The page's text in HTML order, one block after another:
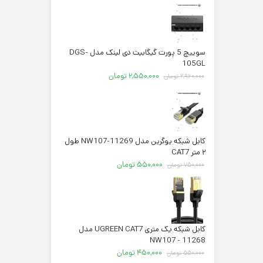
سوییچ 5 پورت گیگابیت دی لینک مدل DGS-
105GL
۲,۹۶۰,۰۰۰تومان قیمت
۲,۵۵۰,۰۰۰ تومان
کابل شبکه یوگرین مدل NW107-11269 طول
۲ متر CAT7
۷۵۰,۰۰۰تومان قیمت
۵۵۰,۰۰۰تومان
کابل شبکه یک متری UGREEN CAT7 مدل
NW107 - 11268
۵۵۰,۰۰۰تومان قیمت
۴۵۰,۰۰۰ تومان